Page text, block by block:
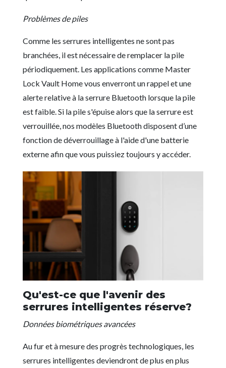
Problèmes de piles
Comme les serrures intelligentes ne sont pas
branchées, il est nécessaire de remplacer la pile
périodiquement. Les applications comme Master
Lock Vault Home vous enverront un rappel et une
alerte relative à la serrure Bluetooth lorsque la pile
est faible. Si la pile s'épuise alors que la serrure est
verrouillée, nos modèles Bluetooth disposent d’une
fonction de déverrouillage à l'aide d'une batterie
externe afin que vous puissiez toujours y accéder.
Qu'est-ce que l'avenir des
serrures intelligentes réserve?
Données biométriques avancées
Au fur et à mesure des progrès technologiques, les
serrures intelligentes deviendront de plus en plus